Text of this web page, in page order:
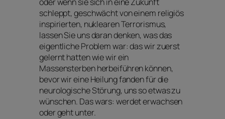
schleppt, geschwächt von einem religiös
inspirierten, nuklearen Terrorismus,
lassen Sie uns daran denken, was das
eigentliche Problem war: das wir zuerst
gelernt hatten wie wir ein
Massensterben herbeiführen können,
bevor wir eine Heilung fanden für die
neurologische Störung, uns so etwas zu
wünschen. Das wars: werdet erwachsen
oder geht unter.